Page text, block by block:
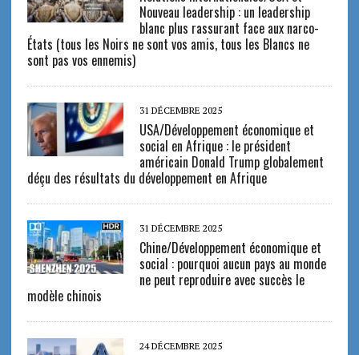
Nouveau leadership : un leadership
blanc plus rassurant face aux narco-
États (tous les Noirs ne sont vos amis, tous les Blancs ne
sont pas vos ennemis)
31 DÉCEMBRE 2025
USA/Développement économique et
social en Afrique : le président
américain Donald Trump globalement
déçu des résultats du développement en Afrique
31 DÉCEMBRE 2025
Chine/Développement économique et
social : pourquoi aucun pays au monde
ne peut reproduire avec succès le
modèle chinois
24 DÉCEMBRE 2025